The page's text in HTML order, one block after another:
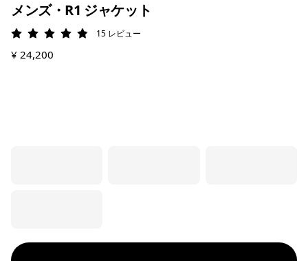
メンズ・R1 ジャケット
評価: 4.9 / 5
15 レビュー
¥ 24,200